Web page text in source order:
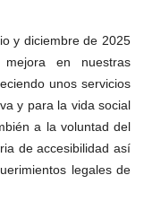
y diciembre de 2025
en nuestras
unos servicios
y para la vida social
a la voluntad del
de accesibilidad así
legales de